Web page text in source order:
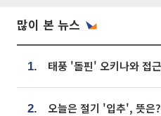
많이 본 뉴스
1.
2. 오늘은 절기 '입추', 뜻은?